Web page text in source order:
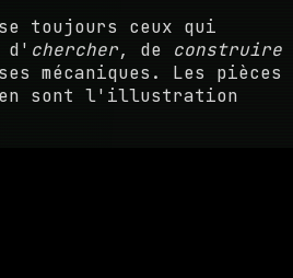
toujours ceux qui
d' chercher, de construire
mécaniques. Les pièces
sont l'illustration